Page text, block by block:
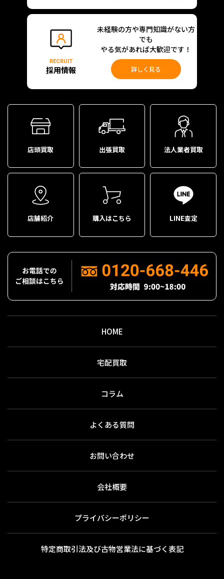
RECRUIT
採用情報
未経験の方や専門知識がない方
でも
やる気があれば大歓迎です！
詳しく見る
店頭買取 出張買取 法人業者買取
店舗紹介 購入はこちら LINE査定
HOME
宅配買取
コラム
よくある質問
お問い合わせ
会社概要
プライバシーポリシー
特定商取引法及び古物営業法に基づく表記